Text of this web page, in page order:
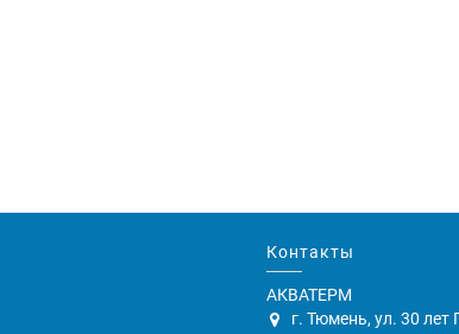
Контакты
АКВАТЕРМ
г. Тюмень, ул. 30 лет